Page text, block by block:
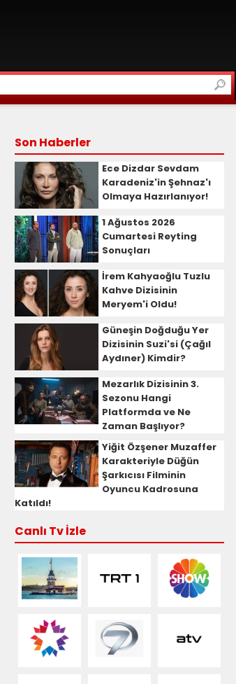
Son Haberler
Ece Dizdar Sevdam
Karadeniz'in Şehnaz'ı
Olmaya Hazırlanıyor!
1 Ağustos 2026
Cumartesi Reyting
Sonuçları
İrem Kahyaoğlu Tuzlu
Kahve Dizisinin
Meryem'i Oldu!
Güneşin Doğduğu Yer
Dizisinin Suzi'si (Çağıl
Aydıner) Kimdir?
Mezarlık Dizisinin 3.
Sezonu Hangi
Platformda ve Ne
Zaman Başlıyor?
Yiğit Özşener Muzaffer
Karakteriyle Düğün
Şarkıcısı Filminin
Oyuncu Kadrosuna
Katıldı!
Canlı Tv İzle